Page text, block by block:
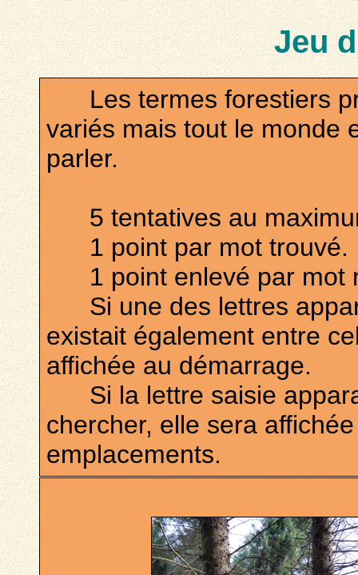
Jeu
Les termes forestiers
variés mais tout le monde
parler.
5 tentatives au
1 point par mot trouvé.
1 point enlevé par mot
Si une des lettres
existait également entre
affichée au démarrage.
Si la lettre saisie
chercher, elle sera
emplacements.